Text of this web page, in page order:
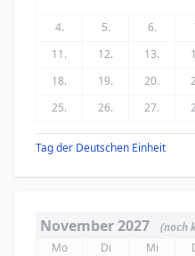
4.
5. 6.
11.
12. 13.
18.
19. 20.
25.
26. 27.
Tag der Deutschen Einheit
November 2027
(noch
Mo
Di Mi